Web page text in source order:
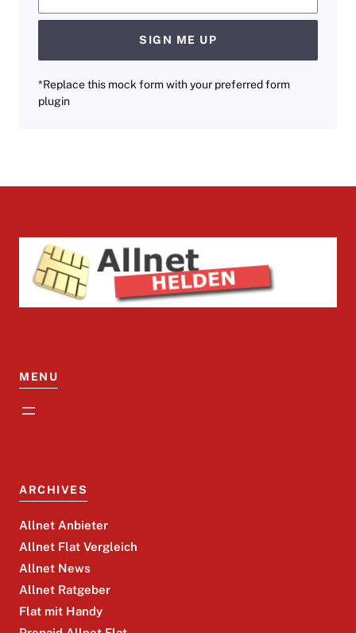
SIGN ME UP
*Replace this mock form with your preferred form
plugin
MENU
ARCHIVES
Allnet Anbieter
Allnet Flat Vergleich
Allnet News
Allnet Ratgeber
Flat mit Handy